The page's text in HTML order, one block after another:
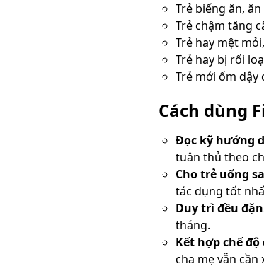
Trẻ biếng ăn,
Trẻ chậm tăng
Trẻ hay mệt
Trẻ hay bị rối
Trẻ mới ốm dậy
Cách dùng
Đọc kỹ hướng
tuân thủ theo
Cho trẻ uống
tác dụng tốt
Duy trì đều
tháng.
Kết hợp chế
cha mẹ vẫn